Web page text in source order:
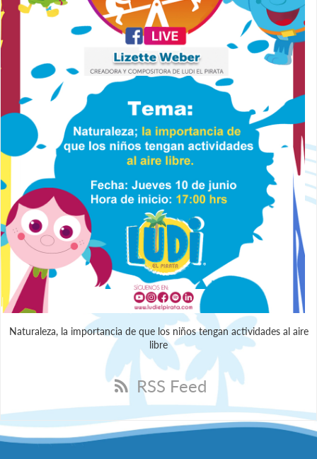
Naturaleza, la importancia de que los niños tengan actividades al aire
libre
RSS Feed